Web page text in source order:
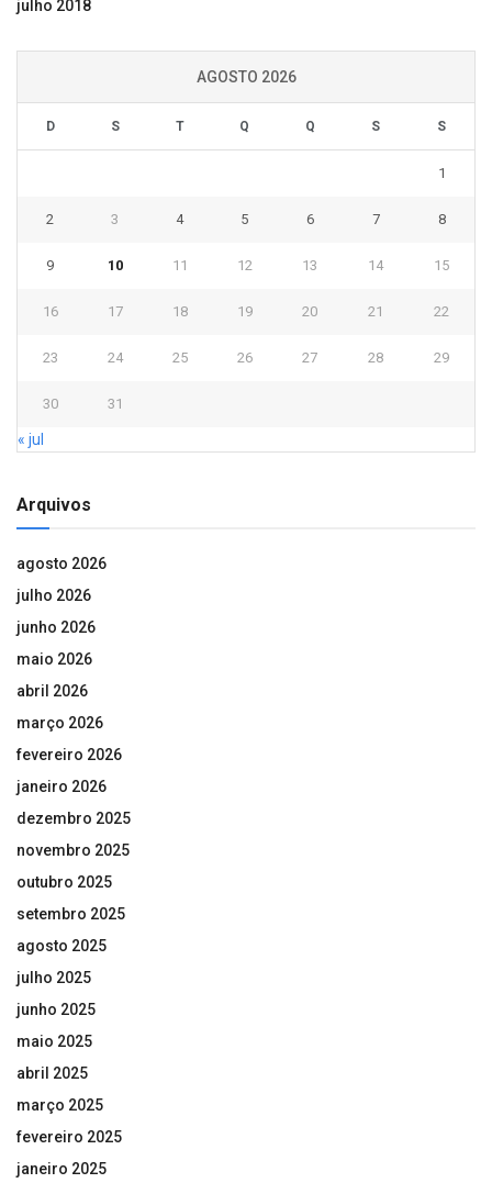
julho 2018
AGOSTO 2026
D S T Q Q S S
1
2 3 4 5 6 7 8
9 10 11 12 13 14 15
16 17 18 19 20 21 22
23 24 25 26 27 28 29
30 31
« jul
Arquivos
agosto 2026
julho 2026
junho 2026
maio 2026
abril 2026
março 2026
fevereiro 2026
janeiro 2026
dezembro 2025
novembro 2025
outubro 2025
setembro 2025
agosto 2025
julho 2025
junho 2025
maio 2025
abril 2025
março 2025
fevereiro 2025
janeiro 2025